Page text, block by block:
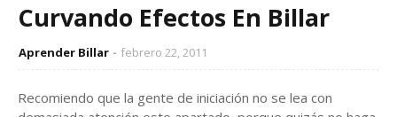
Curvando Efectos En Billar
Aprender Billar febrero 22, 2011
Recomiendo que la gente de iniciación no se lea con